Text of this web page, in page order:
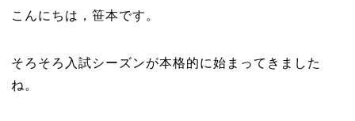
こんにちは，笹本です。
そろそろ入試シーズンが本格的に始まってきました
ね。